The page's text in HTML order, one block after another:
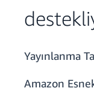
Yayınlanma
Amazon